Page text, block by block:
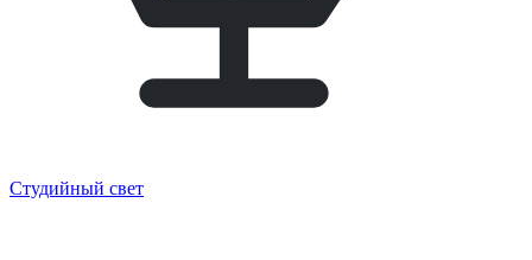
Студийный свет